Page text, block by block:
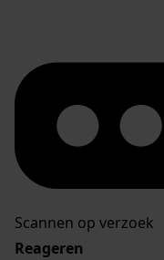
Scannen op verzoek
Reageren